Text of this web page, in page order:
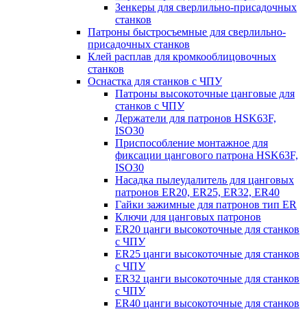
Зенкеры для сверлильно-присадочных
станков
Патроны быстросъемные для сверлильно-
присадочных станков
Клей расплав для кромкооблицовочных
станков
Оснастка для станков с ЧПУ
Патроны высокоточные цанговые для
станков с ЧПУ
Держатели для патронов HSK63F,
ISO30
Приспособление монтажное для
фиксации цангового патрона HSK63F,
ISO30
Насадка пылеудалитель для цанговых
патронов ER20, ER25, ER32, ER40
Гайки зажимные для патронов тип ER
Ключи для цанговых патронов
ER20 цанги высокоточные для станков
с ЧПУ
ER25 цанги высокоточные для станков
с ЧПУ
ER32 цанги высокоточные для станков
с ЧПУ
ER40 цанги высокоточные для станков